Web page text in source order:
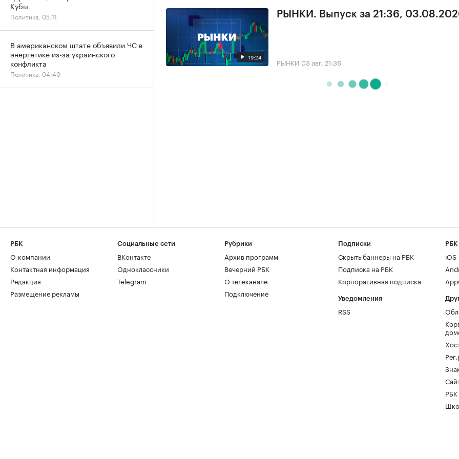
19:24
РЫНКИ. Выпуск за 21:36,
РЫНКИ 03 авг, 21:36
Кубы
Политика, 05:11
В американском штате объявили ЧС в
энергетике из-за украинского
конфликта
Политика, 04:40
РБК
О компании
Контактная информация
Редакция
Размещение рекламы
Социальные сети
ВКонтакте
Одноклассники
Telegram
Рубрики
Архив программ
Вечерний РБК
О телеканале
Подключение
Подписки
Скрыть баннеры на РБК
Подписка на РБК
Корпоративная подписка
Уведомления
RSS
РБК
iOS